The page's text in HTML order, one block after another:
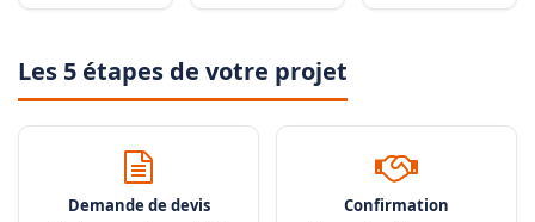
Les 5 étapes de votre projet
Demande de devis Confirmation